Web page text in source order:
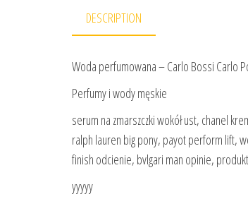
DESCRIPTION
Woda perfumowana – Carlo Bossi Carlo
Perfumy i wody męskie
serum na zmarszczki wokół ust, chanel
ralph lauren big pony, payot perform lift,
finish odcienie, bvlgari man opinie,
yyyyy